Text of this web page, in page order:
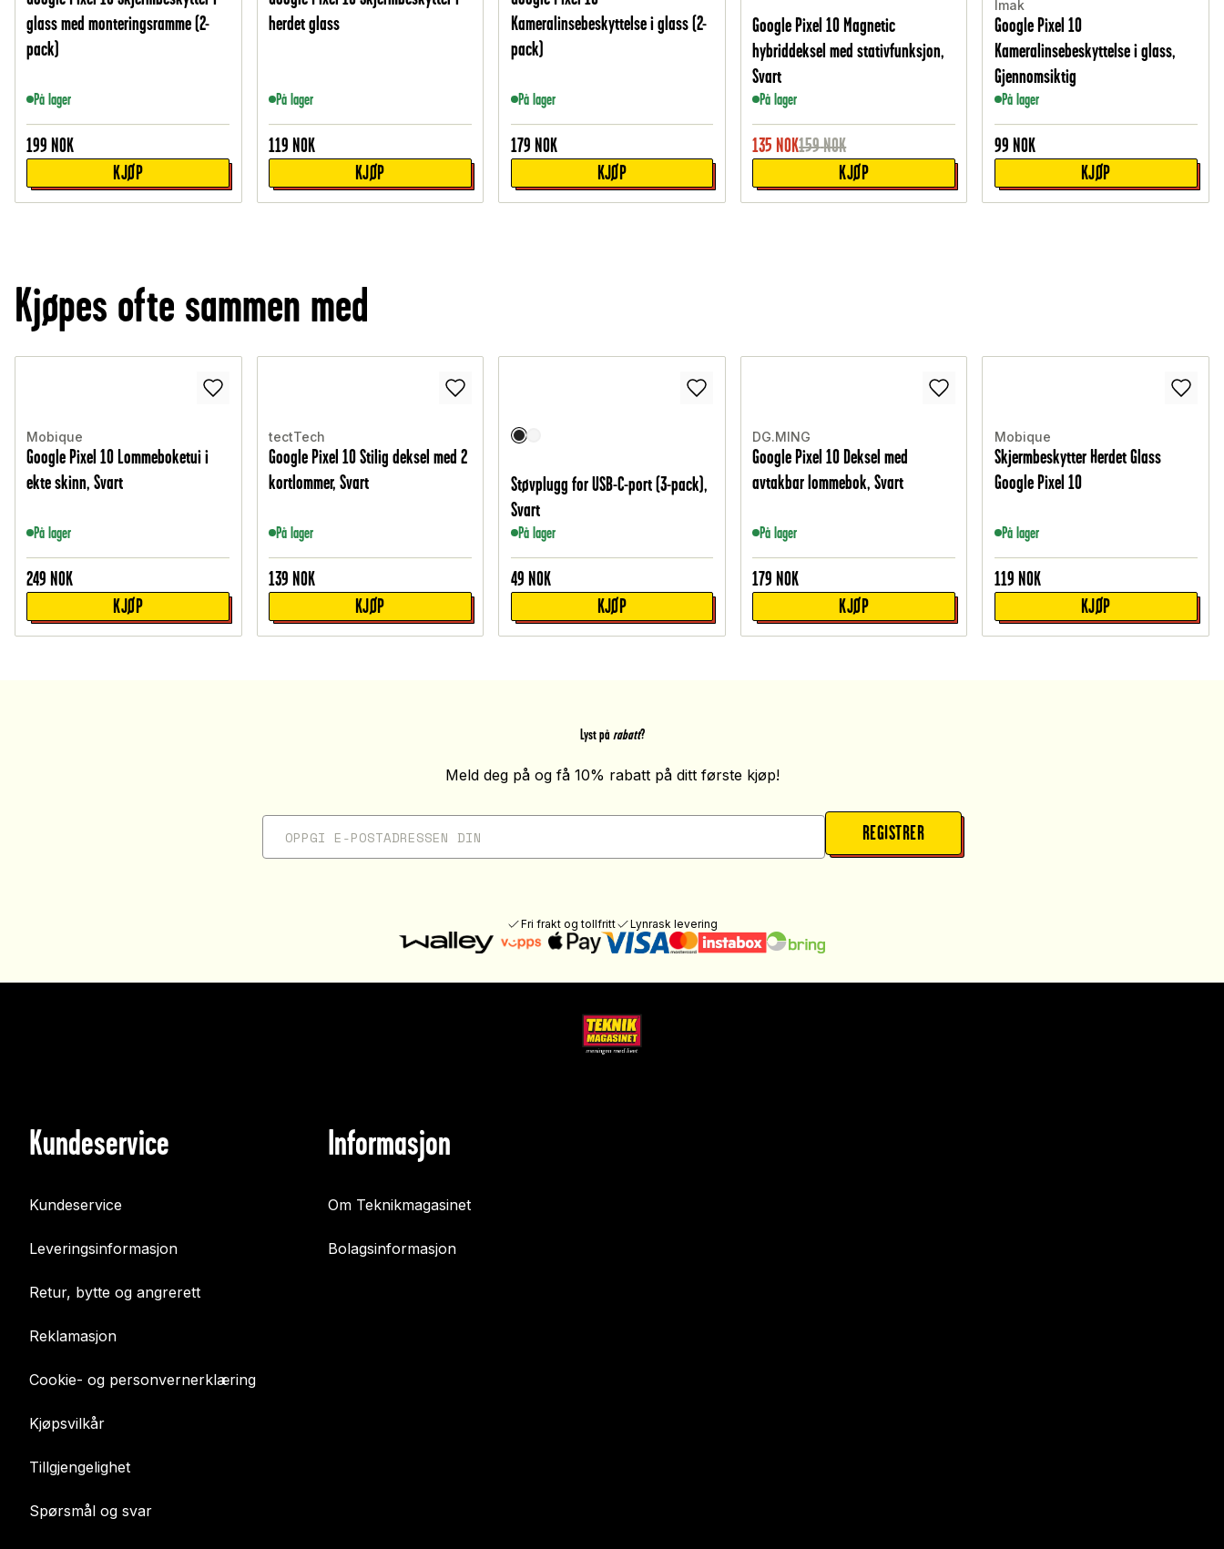
glass med monteringsramme (2-
pack)
På lager
199 NOK
KJØP
herdet glass
På lager
119 NOK
KJØP
Kameralinsebeskyttelse i glass (2-
pack)
På lager
179 NOK
KJØP
Google Pixel 10 Magnetic
hybriddeksel med stativfunksjon,
Svart
På lager
135 NOK159NOK
KJØP
Imak
Google Pixel 10
Kameralinsebeskyttelse i glass,
Gjennomsiktig
På lager
99 NOK
KJØP
Kjøpes ofte sammen med
Mobique
Google Pixel 10 Lommeboketui i
ekte skinn, Svart
På lager
249 NOK
KJØP
tectTech
Google Pixel 10 Stilig deksel med 2
kortlommer, Svart
På lager
139 NOK
KJØP
Støvplugg for USB-C-port (3-pack),
Svart
På lager
49 NOK
KJØP
DG.MING
Google Pixel 10 Deksel med
avtakbar lommebok, Svart
På lager
179 NOK
KJØP
Mobique
Skjermbeskytter Herdet Glass
Google Pixel 10
På lager
119 NOK
KJØP
Lyst på rabatt?
Meld deg på og få 10% rabatt på ditt første kjøp!
REGISTRER
Fri frakt og tollfritt Lynrask levering
Kundeservice
Kundeservice
Leveringsinformasjon
Retur, bytte og angrerett
Reklamasjon
Cookie- og personvernerklæring
Kjøpsvilkår
Tillgjengelighet
Spørsmål og svar
Informasjon
Om Teknikmagasinet
Bolagsinformasjon